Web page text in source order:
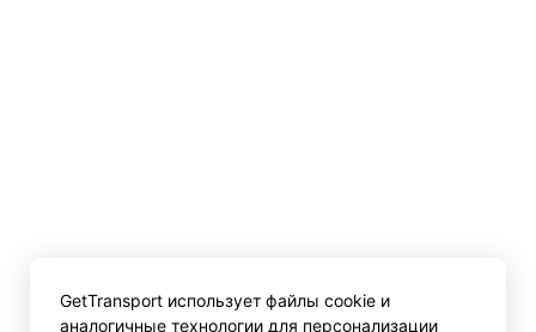
GetTransport использует файлы cookie и
аналогичные технологии для персонализации